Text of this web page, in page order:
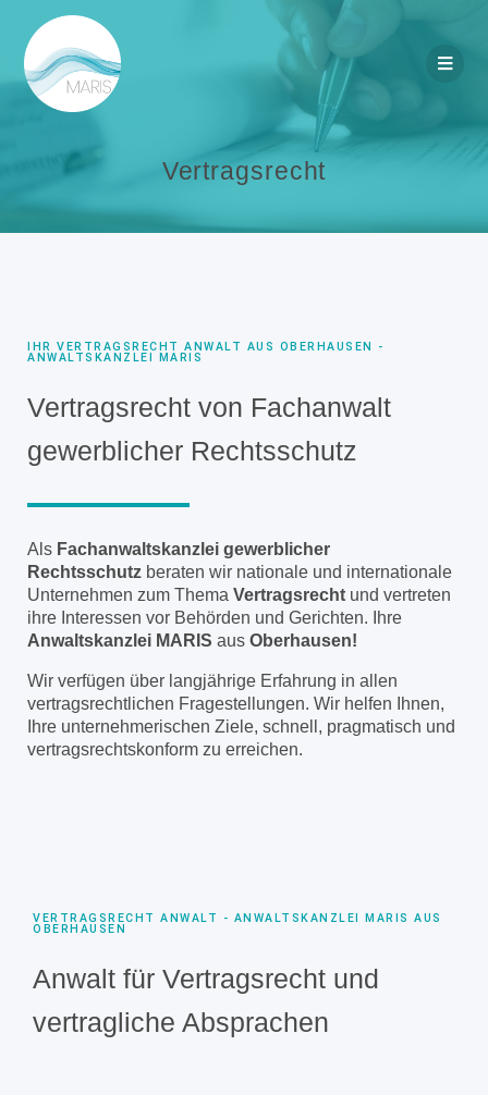
Vertragsrecht
IHR VERTRAGSRECHT ANWALT AUS OBERHAUSEN -
ANWALTSKANZLEI MARIS
Vertragsrecht von Fachanwalt
gewerblicher Rechtsschutz
Als Fachanwaltskanzlei gewerblicher
Rechtsschutz beraten wir nationale und internationale
Unternehmen zum Thema Vertragsrecht und vertreten
ihre Interessen vor Behörden und Gerichten. Ihre
Anwaltskanzlei MARIS aus Oberhausen!
Wir verfügen über langjährige Erfahrung in allen
vertragsrechtlichen Fragestellungen. Wir helfen Ihnen,
Ihre unternehmerischen Ziele, schnell, pragmatisch und
vertragsrechtskonform zu erreichen.
VERTRAGSRECHT ANWALT - ANWALTSKANZLEI MARIS AUS
OBERHAUSEN
Anwalt für Vertragsrecht und
vertragliche Absprachen